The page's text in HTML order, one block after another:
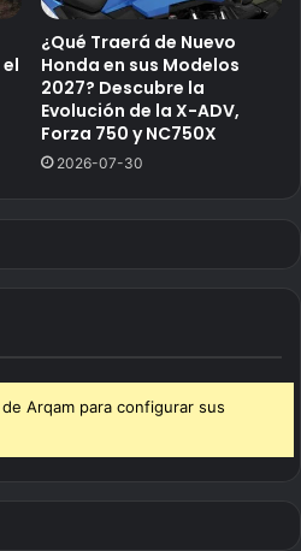
¿Qué Traerá de Nuevo
Honda en sus Modelos
2027? Descubre la
Evolución de la X-ADV,
Forza 750 y NC750X
2026-07-30
Arqam para configurar sus